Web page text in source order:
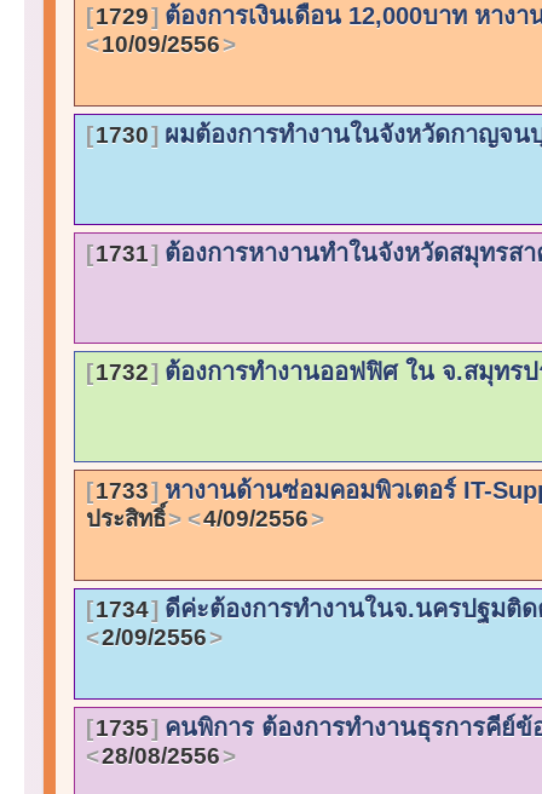
1729 ต้องการเงินเดือน 12,000บาท หาง
10/09/2556
1730 ผมต้องการทำงานในจังหวัดกาญจน
1731 ต้องการหางานทำในจังหวัดสมุทรส
1732 ต้องการทำงานออฟฟิศ ใน จ.สมุทร
1733 หางานด้านซ่อมคอมพิวเตอร์ IT-
ประสิทธิ์ 4/09/2556
1734 ดีค่ะต้องการทำงานในจ.นครปฐมติ
2/09/2556
1735 คนพิการ ต้องการทำงานธุรการคีย์
28/08/2556